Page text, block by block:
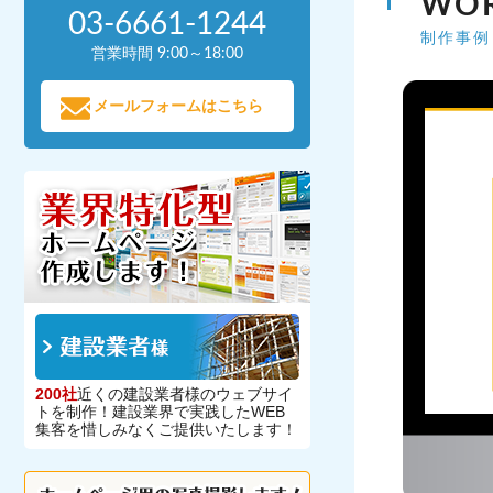
制作事例
03-6661-1244
営業時間 9:00～18:00
メールフォームはこちら
200社近くの建設業者様のウェブサイ
トを制作！建設業界で実践したWEB
集客を惜しみなくご提供いたします！